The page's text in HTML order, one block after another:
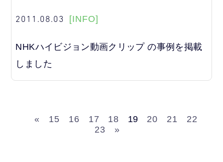
2011.08.03 [INFO]
NHKハイビジョン動画クリップ の事例を掲載
しました
« 15 16 17 18 19 20 21
22
23
»